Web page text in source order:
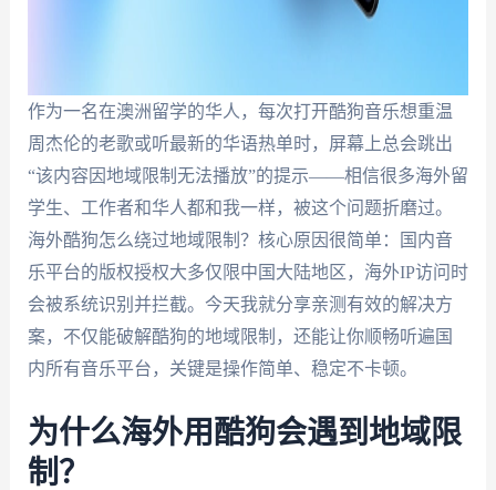
作为一名在澳洲留学的华人，每次打开酷狗音乐想重温
周杰伦的老歌或听最新的华语热单时，屏幕上总会跳出
“该内容因地域限制无法播放”的提示——相信很多海外留
学生、工作者和华人都和我一样，被这个问题折磨过。
海外酷狗怎么绕过地域限制？核心原因很简单：国内音
乐平台的版权授权大多仅限中国大陆地区，海外IP访问时
会被系统识别并拦截。今天我就分享亲测有效的解决方
案，不仅能破解酷狗的地域限制，还能让你顺畅听遍国
内所有音乐平台，关键是操作简单、稳定不卡顿。
为什么海外用酷狗会遇到地域限
制？